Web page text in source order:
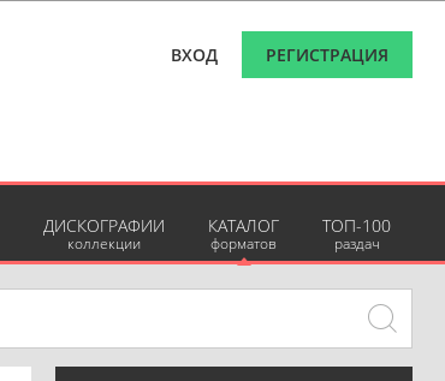
ВХОД РЕГИСТРАЦИЯ
ДИСКОГРАФИИ
коллекции
КАТАЛОГ
форматов
ТОП-100
раздач